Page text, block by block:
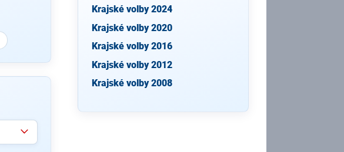
Krajské volby 2024
Krajské volby 2020
Krajské volby 2016
Krajské volby 2012
Krajské volby 2008